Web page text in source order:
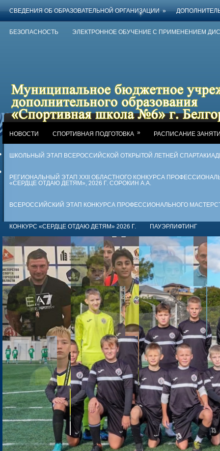
СВЕДЕНИЯ ОБ ОБРАЗОВАТЕЛЬНОЙ ОРГАНИЗАЦИИ »
БЕЗОПАСНОСТЬ ЭЛЕКТРОННОЕ ОБУЧЕНИЕ С ПРИМЕНЕНИЕМ
НОВОСТИ СПОРТИВНАЯ ПОДГОТОВКА » РАСПИСАНИЕ
ШКОЛЬНЫЙ ЭТАП ВСЕРОССИЙСКОЙ ОТКРЫТОЙ ЛЕТНЕЙ
РЕГИОНАЛЬНЫЙ ЭТАП XXII ОБЛАСТНОГО КОНКУРСА
«СЕРДЦЕ ОТДАЮ ДЕТЯМ», 2026 Г. СОРОКИН А.А.
ВСЕРОССИЙСКИЙ ЭТАП КОНКУРСА ПРОФЕССИОНАЛЬНОГО
КОНКУРС «СЕРДЦЕ ОТДАЮ ДЕТЯМ» 2026 Г. ПАУЭРЛИФТИНГ